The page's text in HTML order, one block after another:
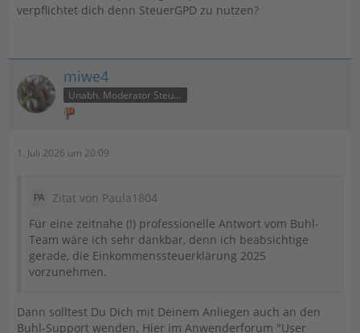
verpflichtet dich denn SteuerGPD zu nutzen?
miwe4
Unabh. Moderator Steuer
1. Juli 2026 um 20:09
Zitat von Paula1804
Für eine zeitnahe (!) professionelle Antwort vom Buhl-
Team wäre ich sehr dankbar, denn ich beabsichtige
gerade, die Einkommenssteuerklärung 2025
vorzunehmen.
Dann solltest Du Dich mit Deinem Anliegen auch an den
Buhl-Support wenden. Hier im Anwenderforum "User